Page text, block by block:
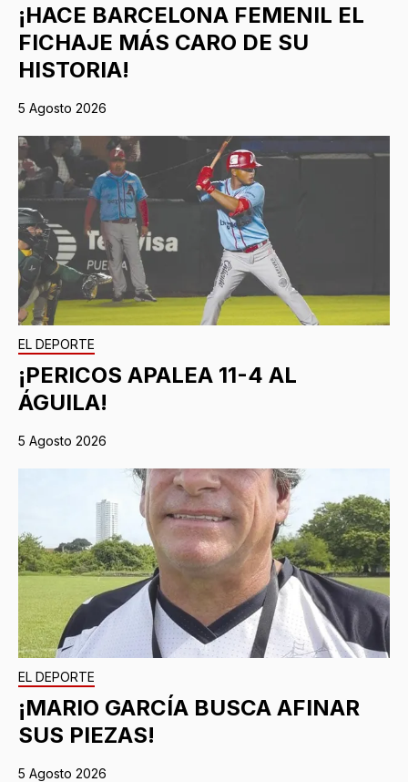
¡HACE BARCELONA FEMENIL EL
FICHAJE MÁS CARO DE SU
HISTORIA!
5 Agosto 2026
EL DEPORTE
¡PERICOS APALEA 11-4 AL
ÁGUILA!
5 Agosto 2026
EL DEPORTE
¡MARIO GARCÍA BUSCA AFINAR
SUS PIEZAS!
5 Agosto 2026